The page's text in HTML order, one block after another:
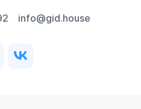
info@gid.house